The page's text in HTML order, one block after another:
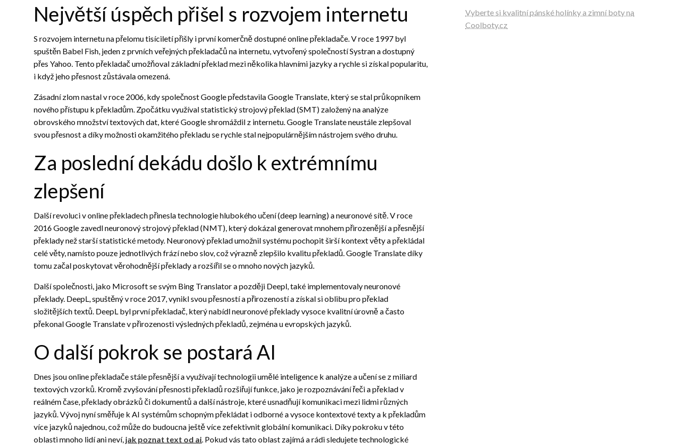
Největší úspěch přišel s rozvojem internetu
S rozvojem internetu na přelomu tisíciletí přišly i první komerčně dostupné online překladače. V roce 1997 byl
spuštěn Babel Fish, jeden z prvních veřejných překladačů na internetu, vytvořený společností Systran a dostupný
přes Yahoo. Tento překladač umožňoval základní překlad mezi několika hlavními jazyky a rychle si získal popularitu,
i když jeho přesnost zůstávala omezená.
Zásadní zlom nastal v roce 2006, kdy společnost Google představila Google Translate, který se stal průkopníkem
nového přístupu k překladům. Zpočátku využíval statistický strojový překlad (SMT) založený na analýze
obrovského množství textových dat, které Google shromáždil z internetu. Google Translate neustále zlepšoval
svou přesnost a díky možnosti okamžitého překladu se rychle stal nejpopulárnějším nástrojem svého druhu.
Za poslední dekádu došlo k extrémnímu
zlepšení
Další revoluci v online překladech přinesla technologie hlubokého učení (deep learning) a neuronové sítě. V roce
2016 Google zavedl neuronový strojový překlad (NMT), který dokázal generovat mnohem přirozenější a přesnější
překlady než starší statistické metody. Neuronový překlad umožnil systému pochopit širší kontext věty a překládal
celé věty, namísto pouze jednotlivých frází nebo slov, což výrazně zlepšilo kvalitu překladů. Google Translate díky
tomu začal poskytovat věrohodnější překlady a rozšířil se o mnoho nových jazyků.
Další společnosti, jako Microsoft se svým Bing Translator a později Deepl, také implementovaly neuronové
překlady. DeepL, spuštěný v roce 2017, vynikl svou přesností a přirozeností a získal si oblibu pro překlad
složitějších textů. DeepL byl první překladač, který nabídl neuronové překlady vysoce kvalitní úrovně a často
překonal Google Translate v přirozenosti výsledných překladů, zejména u evropských jazyků.
O další pokrok se postará AI
Dnes jsou online překladače stále přesnější a využívají technologii umělé inteligence k analýze a učení se z miliard
textových vzorků. Kromě zvyšování přesnosti překladů rozšiřují funkce, jako je rozpoznávání řeči a překlad v
reálném čase, překlady obrázků či dokumentů a další nástroje, které usnadňují komunikaci mezi lidmi různých
jazyků. Vývoj nyní směřuje k AI systémům schopným překládat i odborné a vysoce kontextové texty a k překladům
více jazyků najednou, což může do budoucna ještě více zefektivnit globální komunikaci. Díky pokroku v této
oblasti mnoho lidí ani neví, jak poznat text od ai. Pokud vás tato oblast zajímá a rádi sledujete technologické
Vyberte si kvalitní pánské holínky a zimní boty na
Coolboty.cz